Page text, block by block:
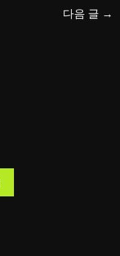
다음 글 →